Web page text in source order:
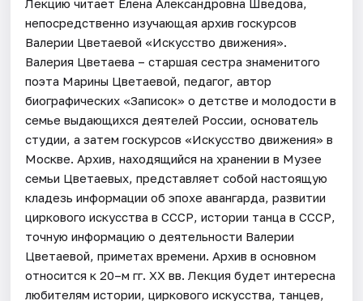
Лекцию читает Елена Александровна Шведова,
непосредственно изучающая архив госкурсов
Валерии Цветаевой «Искусство движения».
Валерия Цветаева – старшая сестра знаменитого
поэта Марины Цветаевой, педагог, автор
биографических «Записок» о детстве и молодости в
семье выдающихся деятелей России, основатель
студии, а затем госкурсов «Искусство движения» в
Москве. Архив, находящийся на хранении в Музее
семьи Цветаевых, представляет собой настоящую
кладезь информации об эпохе авангарда, развитии
циркового искусства в СССР, истории танца в СССР,
точную информацию о деятельности Валерии
Цветаевой, приметах времени. Архив в основном
относится к 20–м гг. XX вв. Лекция будет интересна
любителям истории, циркового искусства, танцев,